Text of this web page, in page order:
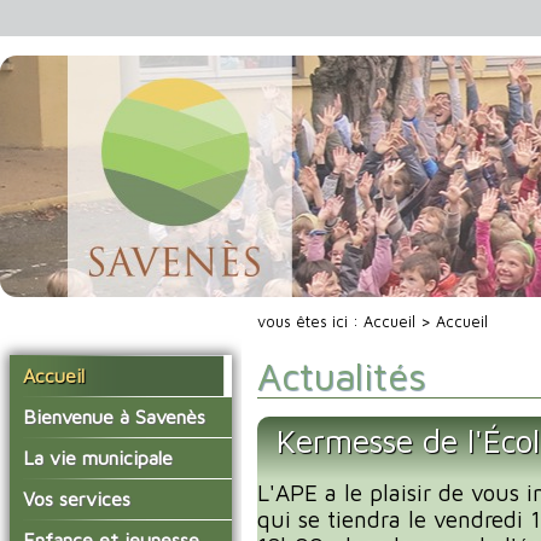
Accueil
Bienvenue à Savenès
Situer Savenès
Savenès en chiffre
L'histoire du village
La vie municipale
Vos élus
Les compte-rendus du
Vos services
La mairie
vous êtes ici : Accueil > Accueil
Actualités
Kermesse de
L'APE a le plaisir de vous
qui se tiendra le vendredi